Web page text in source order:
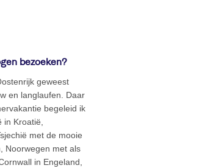
bezoeken?
geweest
en langlaufen. Daar
begeleid ik
Kroatië,
met de mooie
Noorwegen met als
in Engeland,